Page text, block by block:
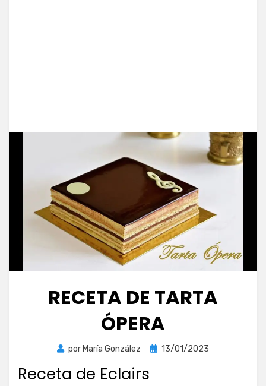
RECETA DE TARTA
ÓPERA
por María González
Publicada
13/01/2023
Receta de Eclairs